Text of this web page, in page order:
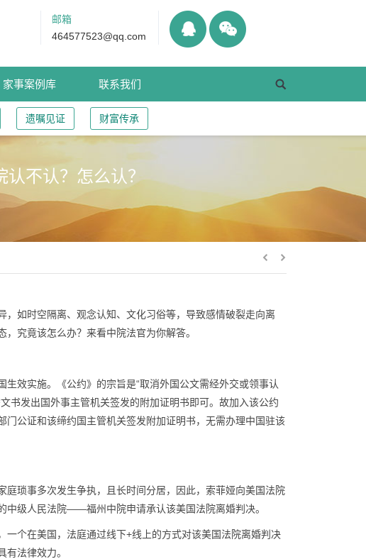
邮箱
464577523@qq.com
家事案例库 联系我们
遗嘱见证 财富传承
认不认？怎么认？
如时空隔离、观念认知、文化习俗等，导致感情破裂走向离
究竟该怎么办？来看中院法官为你解答。
效实施。《公约》的宗旨是“取消外国公文需经外交或领事认
书发出国外事主管机关签发的附加证明书即可。故加入该公约
公证和该缔约国主管机关签发附加证明书，无需办理中国驻该
琐事多次发生争执，且长时间分居，因此，索菲娅向美国法院
中级人民法院——福州中院申请承认该美国法院离婚判决。
个在美国，法庭通过线下+线上的方式对该美国法院离婚判决
法律效力。